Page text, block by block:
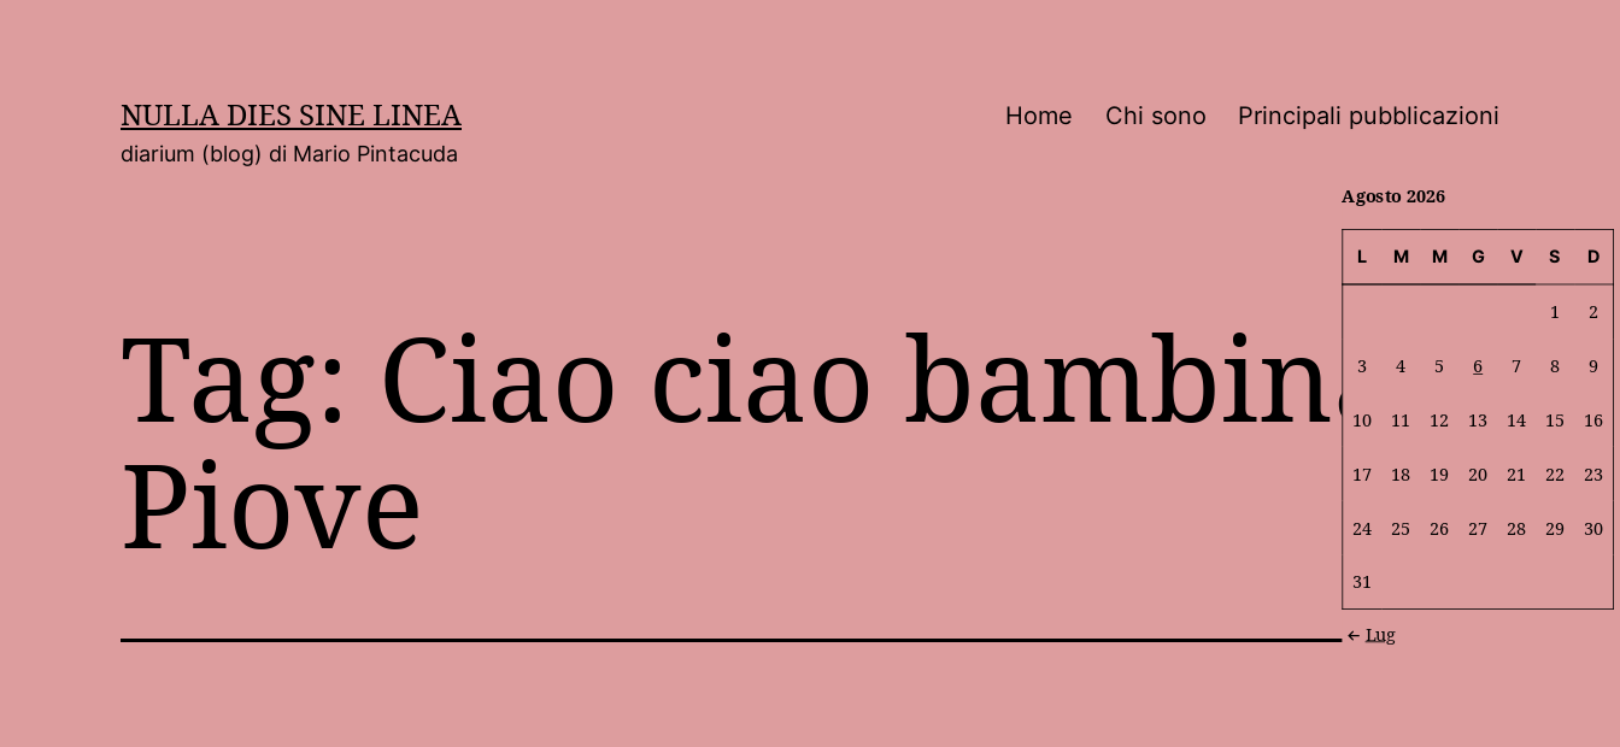
NULLA DIES SINE LINEA
diarium (blog) di Mario Pintacuda
Home Chi sono Principali pubblicazioni
Tag: Ciao ciao bambina
Piove
Agosto 2026
L M M G V S D
1 2
3 4 5 6 7 8 9
10 11 12 13 14 15 16
17 18 19 20 21 22 23
24 25 26 27 28 29 30
31
Lug